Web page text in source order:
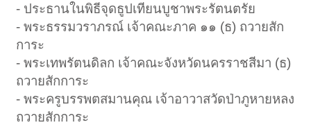
- ประธานในพิธีจุดธูปเทียนบูชาพระรัตนตรัย
- พระธรรมวราภรณ์ เจ้าคณะภาค ๑๑ (ธ) ถวายสัก
การะ
- พระเทพรัตนดิลก เจ้าคณะจังหวัดนครราชสีมา (ธ)
ถวายสักการะ
- พระครูบรรพตสมานคุณ เจ้าอาวาสวัดป่าภูหายหลง
ถวายสักการะ